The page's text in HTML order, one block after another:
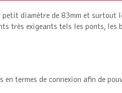
diamètre de 83mm et surtout
très exigeants tels les ponts, les
termes de connexion afin de